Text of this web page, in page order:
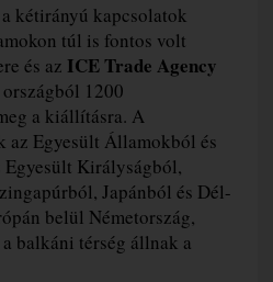
kétirányú kapcsolatok
túl is fontos volt
és az ICE Trade Agency
1200
a kiállításra. A
az Egyesült Államokból és
Királyságból,
Japánból és Dél-
belül Németország,
balkáni térség állnak a